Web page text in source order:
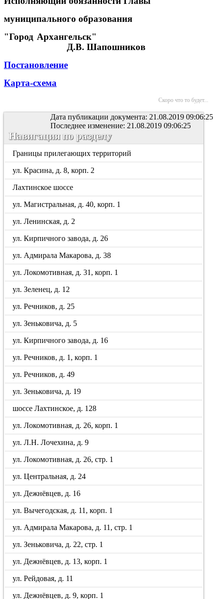
муниципального образования
"Город Архангельск"
Д.В. Шапошников
Постановление
Карта-схема
Скоро что то будет...
Дата публикации документа: 21.08.2019 09:06:25
Последнее изменение: 21.08.2019 09:06:25
Навигация по разделу
Границы прилегающих территорий
ул. Красина, д. 8, корп. 2
Лахтинское шоссе
ул. Магистральная, д. 40, корп. 1
ул. Ленинская, д. 2
ул. Кирпичного завода, д. 26
ул. Адмирала Макарова, д. 38
ул. Локомотивная, д. 31, корп. 1
ул. Зеленец, д. 12
ул. Речников, д. 25
ул. Зеньковича, д. 5
ул. Кирпичного завода, д. 16
ул. Речников, д. 1, корп. 1
ул. Речников, д. 49
ул. Зеньковича, д. 19
шоссе Лахтинское, д. 128
ул. Локомотивная, д. 26, корп. 1
ул. Л.Н. Лочехина, д. 9
ул. Локомотивная, д. 26, стр. 1
ул. Центральная, д. 24
ул. Дежнёвцев, д. 16
ул. Вычегодская, д. 11, корп. 1
ул. Адмирала Макарова, д. 11, стр. 1
ул. Зеньковича, д. 22, стр. 1
ул. Дежнёвцев, д. 13, корп. 1
ул. Рейдовая, д. 11
ул. Дежнёвцев, д. 9, корп. 1